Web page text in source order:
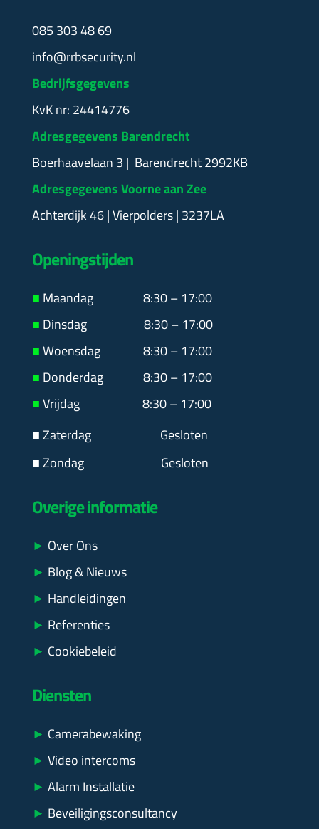
Diensten
085 303 48 69
► Camerabewaking
info@rrbsecurity.nl
► Video intercoms
Bedrijfsgegevens
► Alarm Installatie
KvK nr: 24414776
► Beveiligingsconsultancy
Adresgegevens Barendrecht
Boerhaavelaan 3 | Barendrecht 2992KB
Adresgegevens Voorne aan Zee
Achterdijk 46 | Vierpolders | 3237LA
Openingstijden
■ Maandag 8:30 – 17:00
■ Dinsdag 8:30 – 17:00
■Woensdag 8:30 – 17:00
■ Donderdag 8:30 – 17:00
■Vrijdag 8:30 – 17:00
■ Zaterdag Gesloten
■ Zondag Gesloten
Overige informatie
► Over Ons
► Blog & Nieuws
► Handleidingen
► Referenties
► Cookiebeleid